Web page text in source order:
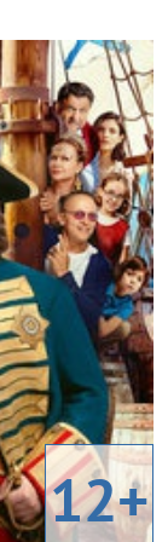
12+